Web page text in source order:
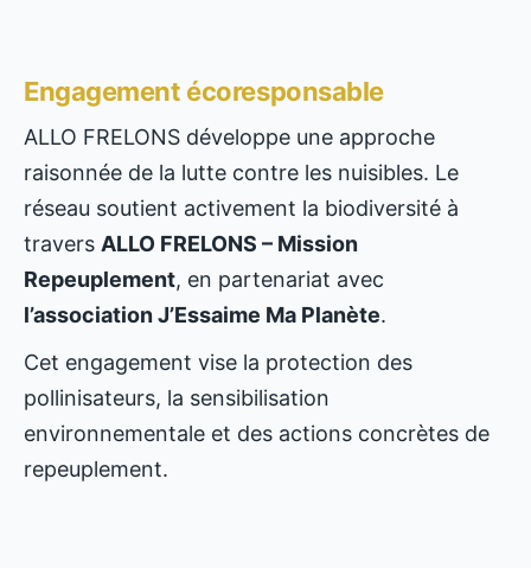
Engagement écoresponsable
ALLO FRELONS développe une approche
raisonnée de la lutte contre les nuisibles. Le
réseau soutient activement la biodiversité à
travers ALLO FRELONS – Mission
Repeuplement, en partenariat avec
l’association J’Essaime Ma Planète.
Cet engagement vise la protection des
pollinisateurs, la sensibilisation
environnementale et des actions concrètes de
repeuplement.